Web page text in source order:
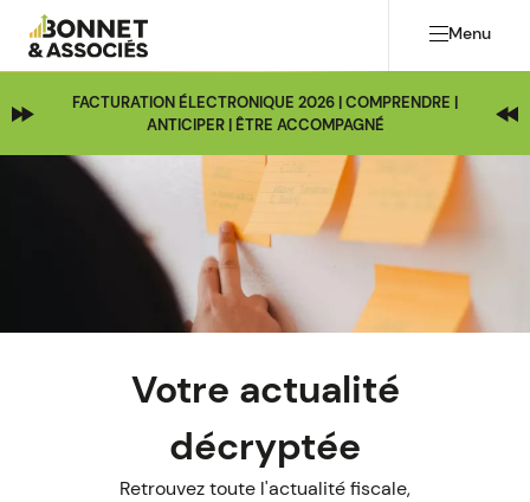
Menu
FACTURATION ÉLECTRONIQUE 2026 | COMPRENDRE |
ANTICIPER | ÊTRE ACCOMPAGNÉ
Votre actualité
décryptée
Retrouvez toute l'actualité fiscale,